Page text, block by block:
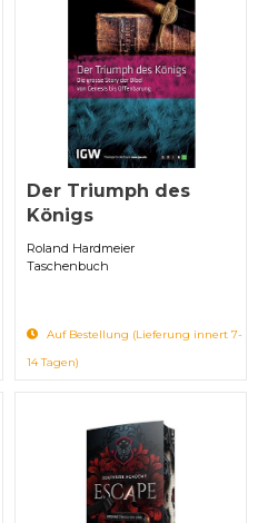
Der Triumph des
Königs
Roland Hardmeier
Taschenbuch
Auf Bestellung (Lieferung innert 7-
14 Tagen)